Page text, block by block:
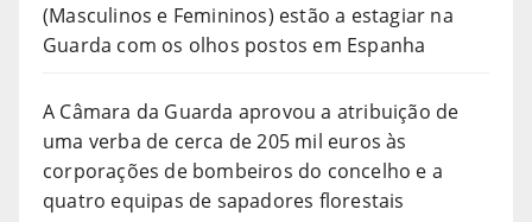
(Masculinos e Femininos) estão a estagiar na
Guarda com os olhos postos em Espanha
A Câmara da Guarda aprovou a atribuição de
uma verba de cerca de 205 mil euros às
corporações de bombeiros do concelho e a
quatro equipas de sapadores florestais